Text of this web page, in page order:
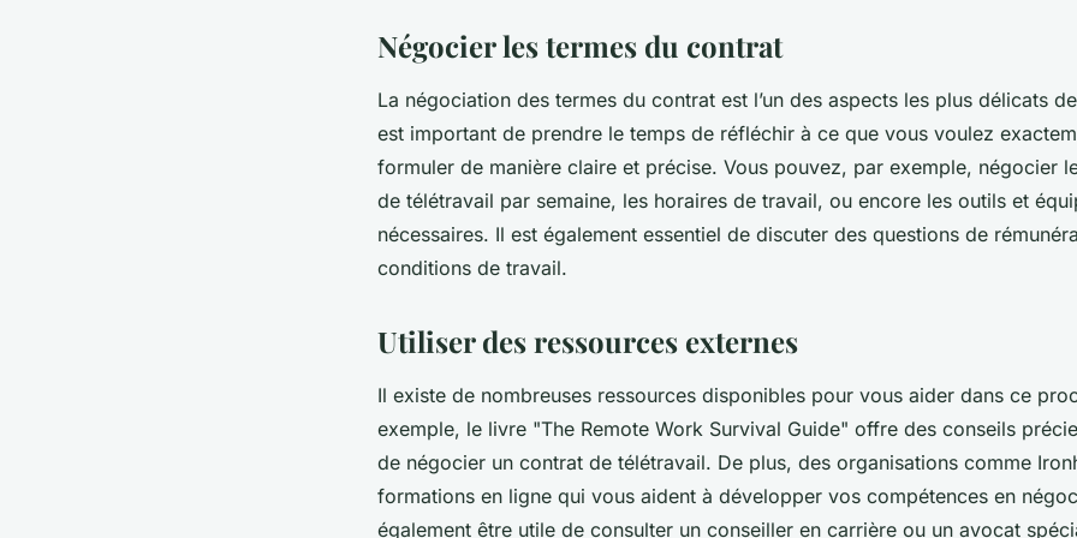
Négocier les termes du contrat
La négociation des termes du contrat est l’un des aspects les plus délicats
est important de prendre le temps de réfléchir à ce que vous voulez
formuler de manière claire et précise. Vous pouvez, par exemple, négocier
de télétravail par semaine, les horaires de travail, ou encore les outils et
nécessaires. Il est également essentiel de discuter des questions de
conditions de travail.
Utiliser des ressources externes
Il existe de nombreuses ressources disponibles pour vous aider dans ce
exemple, le livre "The Remote Work Survival Guide" offre des conseils
de négocier un contrat de télétravail. De plus, des organisations comme
formations en ligne qui vous aident à développer vos compétences en
également être utile de consulter un conseiller en carrière ou un avocat